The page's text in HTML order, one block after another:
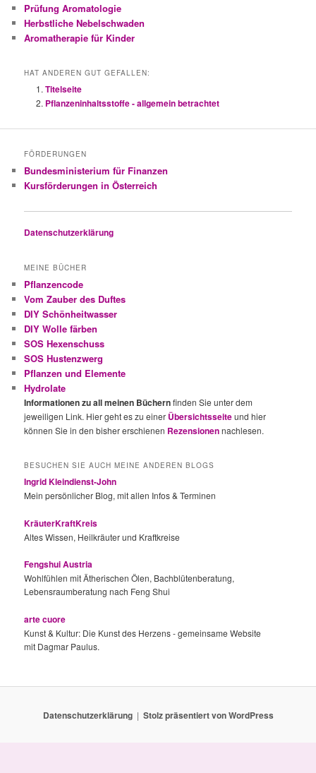
Prüfung Aromatologie
Herbstliche Nebelschwaden
Aromatherapie für Kinder
HAT ANDEREN GUT GEFALLEN:
Titelseite
Pflanzeninhaltsstoffe - allgemein betrachtet
FÖRDERUNGEN
Bundesministerium für Finanzen
Kursförderungen in Österreich
Datenschutzerklärung
MEINE BÜCHER
Pflanzencode
Vom Zauber des Duftes
DIY Schönheitwasser
DIY Wolle färben
SOS Hexenschuss
SOS Hustenzwerg
Pflanzen und Elemente
Hydrolate
Informationen zu all meinen Büchernfinden Sie unter dem
jeweiligen Link. Hier geht es zu einer Übersichtsseiteund hier
können Sie in den bisher erschienen Rezensionennachlesen.
BESUCHEN SIE AUCH MEINE ANDEREN BLOGS
Ingrid Kleindienst-John
Mein persönlicher Blog, mit allen Infos & Terminen
KräuterKraftKreis
Altes Wissen, Heilkräuter und Kraftkreise
Fengshui Austria
Wohlfühlen mit Ätherischen Ölen, Bachblütenberatung,
Lebensraumberatung nach Feng Shui
arte cuore
Kunst & Kultur: Die Kunst des Herzens - gemeinsame Website
mit Dagmar Paulus.
Datenschutzerklärung Stolz präsentiert von WordPress